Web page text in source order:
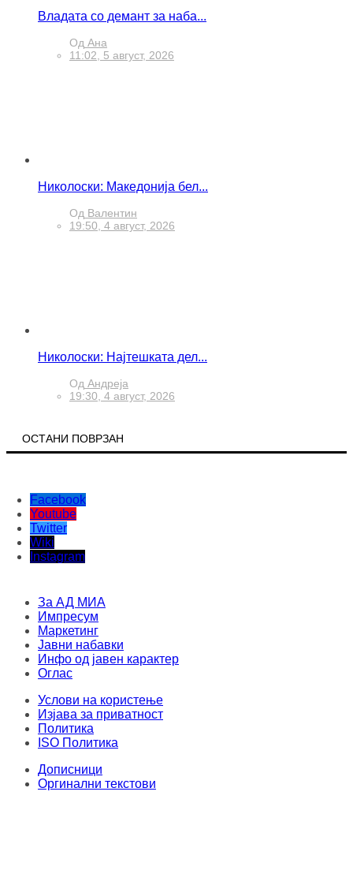
Владата со демант за наба...
Од Ана
11:02, 5 август, 2026
Николоски: Македонија бел...
Од Валентин
19:50, 4 август, 2026
Николоски: Најтешката дел...
Од Андреја
19:30, 4 август, 2026
ОСТАНИ ПОВРЗАН
Facebook
Youtube
Twitter
Wiki
Instagram
За АД МИА
Импресум
Маркетинг
Јавни набавки
Инфо од јавен карактер
Оглас
Услови на користење
Изјава за приватност
Политика
ISO Политика
Дописници
Оргинални текстови